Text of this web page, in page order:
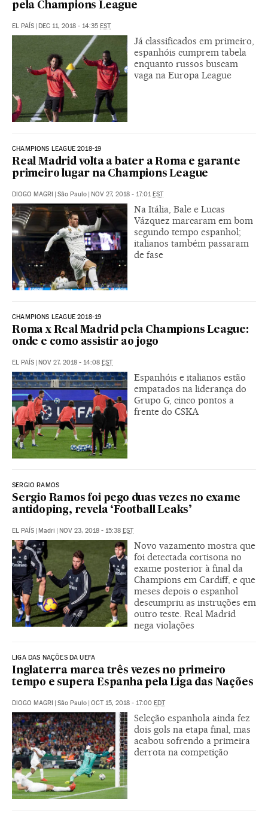
pela Champions League
EL PAÍS DEC 11, 2018 - 14:35 EST
Já classificados em primeiro,
espanhóis cumprem tabela
enquanto russos buscam
vaga na Europa League
CHAMPIONS LEAGUE 2018-19
Real Madrid volta a bater a Roma e garante
primeiro lugar na Champions League
DIOGO MAGRI São Paulo NOV 27, 2018 - 17:01 EST
Na Itália, Bale e Lucas
Vázquez marcaram em bom
segundo tempo espanhol;
italianos também passaram
de fase
CHAMPIONS LEAGUE 2018-19
Roma x Real Madrid pela Champions League:
onde e como assistir ao jogo
EL PAÍS | NOV 27, 2018 - 14:08 EST
Espanhóis e italianos estão
empatados na liderança do
Grupo G, cinco pontos a
frente do CSKA
SERGIO RAMOS
Sergio Ramos foi pego duas vezes no exame
antidoping, revela ‘Football Leaks’
EL PAÍS | Madri | NOV 23, 2018 - 15:38 EST
Novo vazamento mostra que
foi detectada cortisona no
exame posterior à final da
Champions em Cardiff, e que
meses depois o espanhol
descumpriu as instruções em
outro teste. Real Madrid
nega violações
LIGA DAS NAÇÕES DA UEFA
Inglaterra marca três vezes no primeiro
tempo e supera Espanha pela Liga das Nações
DIOGO MAGRI | São Paulo | OCT 15, 2018 - 17:00 EDT
Seleção espanhola ainda fez
dois gols na etapa final, mas
acabou sofrendo a primeira
derrota na competição